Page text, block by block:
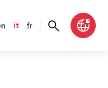
it fr